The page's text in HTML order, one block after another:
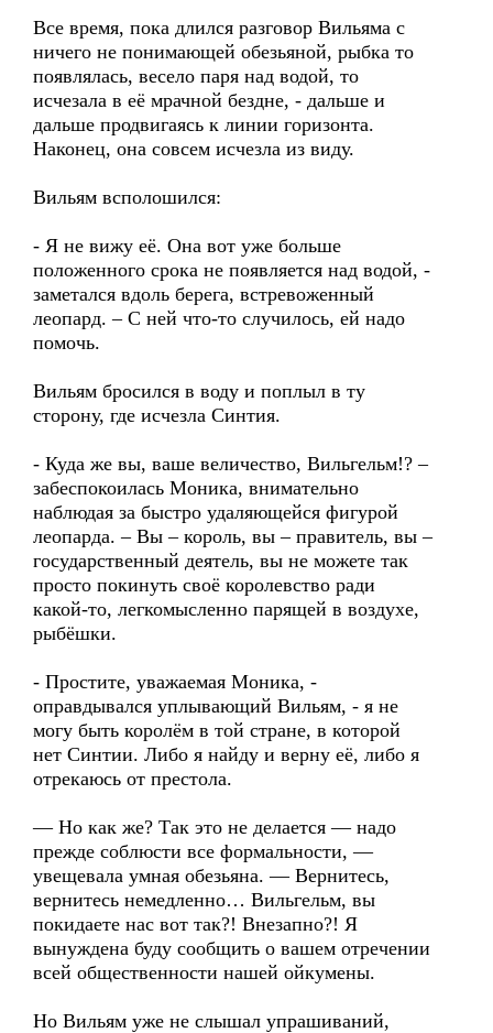
Все время, пока длился разговор Вильяма с
ничего не понимающей обезьяной, рыбка то
появлялась, весело паря над водой, то
исчезала в её мрачной бездне, - дальше и
дальше продвигаясь к линии горизонта.
Наконец, она совсем исчезла из виду.
Вильям всполошился:
- Я не вижу её. Она вот уже больше
положенного срока не появляется над водой, -
заметался вдоль берега, встревоженный
леопард. – С ней что-то случилось, ей надо
помочь.
Вильям бросился в воду и поплыл в ту
сторону, где исчезла Синтия.
- Куда же вы, ваше величество, Вильгельм!? –
забеспокоилась Моника, внимательно
наблюдая за быстро удаляющейся фигурой
леопарда. – Вы – король, вы – правитель, вы –
государственный деятель, вы не можете так
просто покинуть своё королевство ради
какой-то, легкомысленно парящей в воздухе,
рыбёшки.
- Простите, уважаемая Моника, -
оправдывался уплывающий Вильям, - я не
могу быть королём в той стране, в которой
нет Синтии. Либо я найду и верну её, либо я
отрекаюсь от престола.
— Но как же? Так это не делается — надо
прежде соблюсти все формальности, —
увещевала умная обезьяна. — Вернитесь,
вернитесь немедленно… Вильгельм, вы
покидаете нас вот так?! Внезапно?! Я
вынуждена буду сообщить о вашем отречении
всей общественности нашей ойкумены.
Но Вильям уже не слышал упрашиваний,